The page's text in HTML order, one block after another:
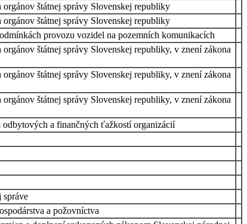
štátnej správy Slovenskej republiky
štátnej správy Slovenskej republiky
provozu vozidel na pozemních komunikacích
štátnej správy Slovenskej republiky, v znení zákona
štátnej správy Slovenskej republiky, v znení zákona
štátnej správy Slovenskej republiky, v znení zákona
a finančných ťažkostí organizácií
správe
a požovníctva